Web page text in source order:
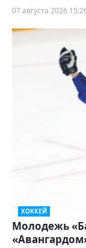
07 августа 2026
ХОККЕЙ
Молодежь